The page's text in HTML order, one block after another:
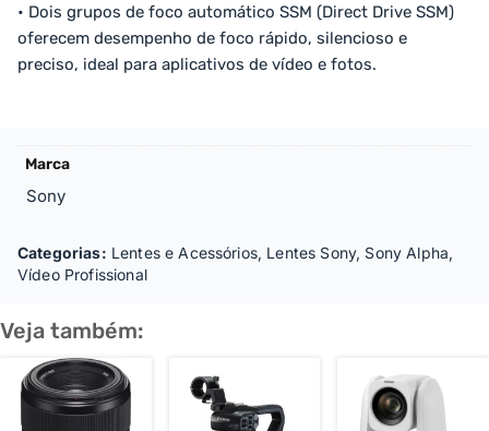
• Dois grupos de foco automático SSM (Direct Drive SSM)
oferecem desempenho de foco rápido, silencioso e
preciso, ideal para aplicativos de vídeo e fotos.
Marca
Sony
Categorias: Lentes e Acessórios, Lentes Sony, Sony Alpha,
Vídeo Profissional
Veja também: